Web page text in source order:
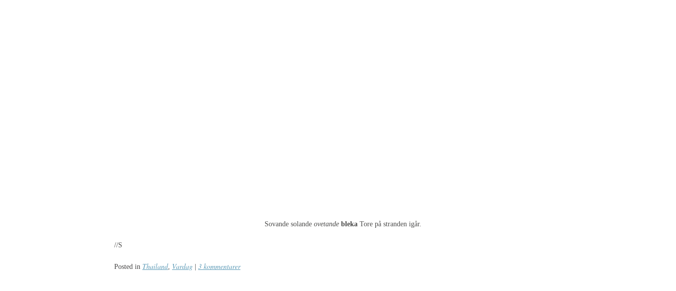
Sovande solande ovetande blekaTore på stranden igår.
//S
Posted in Thailand, Vardag 3 kommentarer